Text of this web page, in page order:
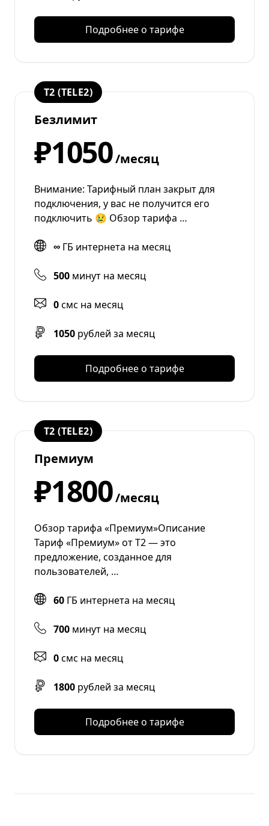
Подробнее о тарифе
T2 (TELE2)
Безлимит
₽1050/месяц
Внимание: Тарифный план закрыт для
подключения, у вас не получится его
подключить 😢 Обзор тарифа …
∞ ГБ интернета на месяц
500 минут на месяц
0смс на месяц
1050 рублей за месяц
Подробнее о тарифе
T2 (TELE2)
Премиум
₽1800/месяц
Обзор тарифа «Премиум»Описание
Тариф «Премиум» от Т2 — это
предложение, созданное для
пользователей, …
60 ГБ интернета на месяц
700 минут на месяц
0смс на месяц
1800 рублей за месяц
Подробнее о тарифе